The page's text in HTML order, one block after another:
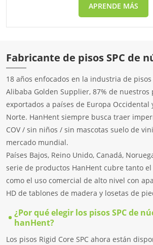
APRENDE MÁS
Fabricante de pisos SPC de
18 años enfocados en la industria de pisos
Alibaba Golden Supplier, 87% de nuestros
exportados a países de Europa Occidental
Norte. HanHent siempre busca traer
COV / sin niños / sin mascotas suelo de
mercado mundial.
Países Bajos, Reino Unido, Canadá,
serie de productos HanHent cubre tanto
como el uso comercial de alto nivel con
HD de tablones de madera y losetas de
¿Por qué elegir los pisos SPC de
hanHent?
Los pisos Rigid Core SPC ahora están